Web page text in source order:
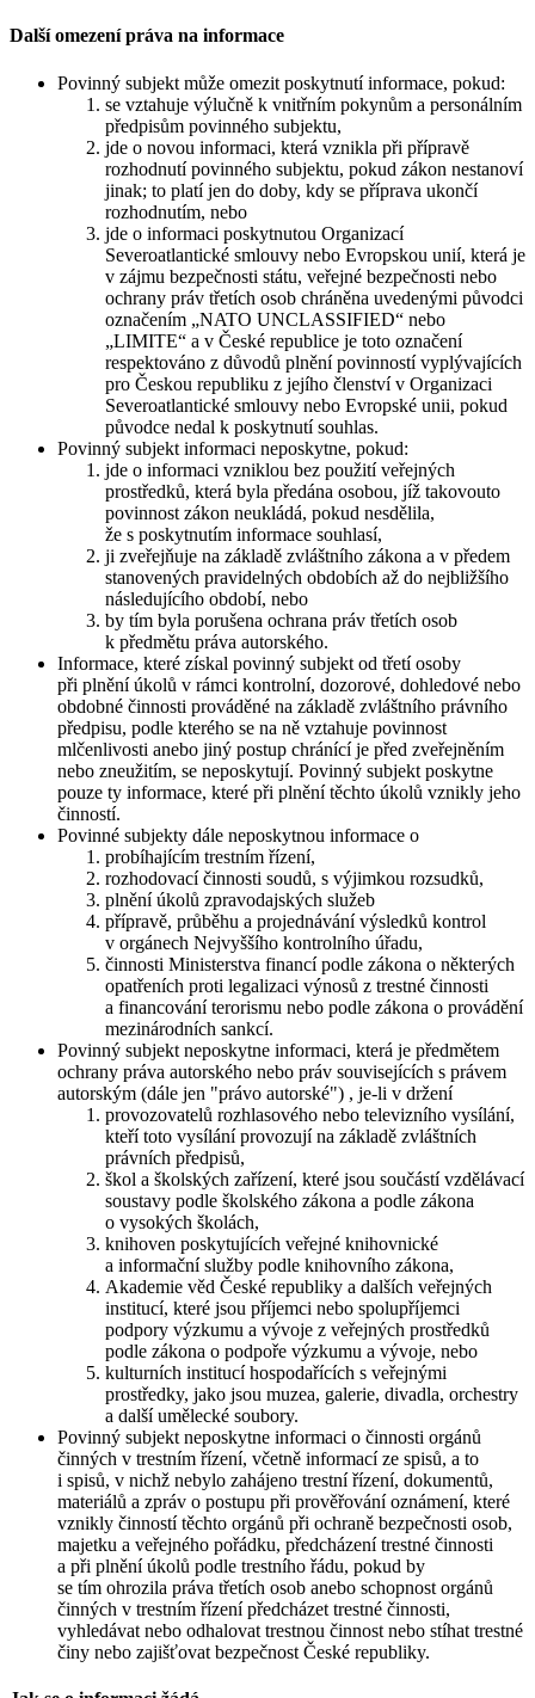
Další omezení práva na informace
Povinný subjekt může omezit poskytnutí informace, pokud:
se vztahuje výlučně k vnitřním pokynům a personálním
předpisům povinného subjektu,
jde o novou informaci, která vznikla při přípravě
rozhodnutí povinného subjektu, pokud zákon nestanoví
jinak; to platí jen do doby, kdy se příprava ukončí
rozhodnutím, nebo
jde o informaci poskytnutou Organizací
Severoatlantické smlouvy nebo Evropskou unií, která je
v zájmu bezpečnosti státu, veřejné bezpečnosti nebo
ochrany práv třetích osob chráněna uvedenými původci
označením „NATO UNCLASSIFIED“ nebo
„LIMITE“ a v České republice je toto označení
respektováno z důvodů plnění povinností vyplývajících
pro Českou republiku z jejího členství v Organizaci
Severoatlantické smlouvy nebo Evropské unii, pokud
původce nedal k poskytnutí souhlas.
Povinný subjekt informaci neposkytne, pokud:
jde o informaci vzniklou bez použití veřejných
prostředků, která byla předána osobou, jíž takovouto
povinnost zákon neukládá, pokud nesdělila,
že s poskytnutím informace souhlasí,
ji zveřejňuje na základě zvláštního zákona a v předem
stanovených pravidelných obdobích až do nejbližšího
následujícího období, nebo
by tím byla porušena ochrana práv třetích osob
k předmětu práva autorského.
Informace, které získal povinný subjekt od třetí osoby
při plnění úkolů v rámci kontrolní, dozorové, dohledové nebo
obdobné činnosti prováděné na základě zvláštního právního
předpisu, podle kterého se na ně vztahuje povinnost
mlčenlivosti anebo jiný postup chránící je před zveřejněním
nebo zneužitím, se neposkytují. Povinný subjekt poskytne
pouze ty informace, které při plnění těchto úkolů vznikly jeho
činností.
Povinné subjekty dále neposkytnou informace o
probíhajícím trestním řízení,
rozhodovací činnosti soudů, s výjimkou rozsudků,
plnění úkolů zpravodajských služeb
přípravě, průběhu a projednávání výsledků kontrol
v orgánech Nejvyššího kontrolního úřadu,
činnosti Ministerstva financí podle zákona o některých
opatřeních proti legalizaci výnosů z trestné činnosti
a financování terorismu nebo podle zákona o provádění
mezinárodních sankcí.
Povinný subjekt neposkytne informaci, která je předmětem
ochrany práva autorského nebo práv souvisejících s právem
autorským (dále jen "právo autorské") , je-li v držení
provozovatelů rozhlasového nebo televizního vysílání,
kteří toto vysílání provozují na základě zvláštních
právních předpisů,
škol a školských zařízení, které jsou součástí vzdělávací
soustavy podle školského zákona a podle zákona
o vysokých školách,
knihoven poskytujících veřejné knihovnické
a informační služby podle knihovního zákona,
Akademie věd České republiky a dalších veřejných
institucí, které jsou příjemci nebo spolupříjemci
podpory výzkumu a vývoje z veřejných prostředků
podle zákona o podpoře výzkumu a vývoje, nebo
kulturních institucí hospodařících s veřejnými
prostředky, jako jsou muzea, galerie, divadla, orchestry
a další umělecké soubory.
Povinný subjekt neposkytne informaci o činnosti orgánů
činných v trestním řízení, včetně informací ze spisů, a to
i spisů, v nichž nebylo zahájeno trestní řízení, dokumentů,
materiálů a zpráv o postupu při prověřování oznámení, které
vznikly činností těchto orgánů při ochraně bezpečnosti osob,
majetku a veřejného pořádku, předcházení trestné činnosti
a při plnění úkolů podle trestního řádu, pokud by
se tím ohrozila práva třetích osob anebo schopnost orgánů
činných v trestním řízení předcházet trestné činnosti,
vyhledávat nebo odhalovat trestnou činnost nebo stíhat trestné
činy nebo zajišťovat bezpečnost České republiky.